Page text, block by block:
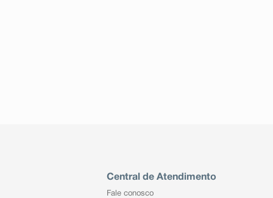
Central de Atendimento
Fale conosco